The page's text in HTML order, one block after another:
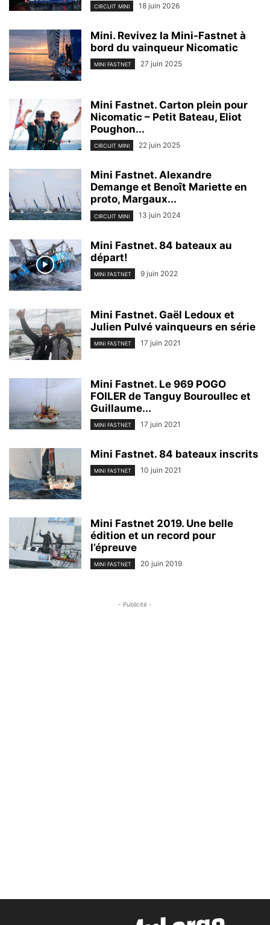
CIRCUIT MINI 18 juin 2026
Mini. Revivez la Mini-Fastnet à
bord du vainqueur Nicomatic
MINI FASTNET 27 juin 2025
Mini Fastnet. Carton plein pour
Nicomatic – Petit Bateau, Eliot
Poughon...
CIRCUIT MINI 22 juin 2025
Mini Fastnet. Alexandre
Demange et Benoît Mariette en
proto, Margaux...
CIRCUIT MINI 13 juin 2024
Mini Fastnet. 84 bateaux au
départ!
MINI FASTNET 9 juin 2022
Mini Fastnet. Gaël Ledoux et
Julien Pulvé vainqueurs en série
MINI FASTNET 17 juin 2021
Mini Fastnet. Le 969 POGO
FOILER de Tanguy Bouroullec et
Guillaume...
MINI FASTNET 17 juin 2021
Mini Fastnet. 84 bateaux inscrits
MINI FASTNET 10 juin 2021
Mini Fastnet 2019. Une belle
édition et un record pour
l’épreuve
MINI FASTNET 20 juin 2019
- Publicité -